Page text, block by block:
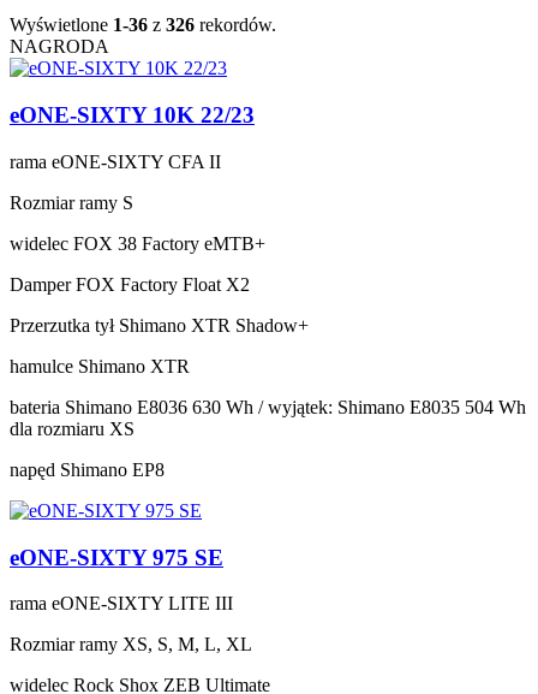
Wyświetlone 1-36 z 326 rekordów.
NAGRODA
eONE-SIXTY 10K 22/23
rama eONE-SIXTY CFA II
Rozmiar ramy S
widelec FOX 38 Factory eMTB+
Damper FOX Factory Float X2
Przerzutka tył Shimano XTR Shadow+
hamulce Shimano XTR
bateria Shimano E8036 630 Wh / wyjątek: Shimano E8035 504 Wh
dla rozmiaru XS
napęd Shimano EP8
eONE-SIXTY 975 SE
rama eONE-SIXTY LITE III
Rozmiar ramy XS, S, M, L, XL
widelec Rock Shox ZEB Ultimate